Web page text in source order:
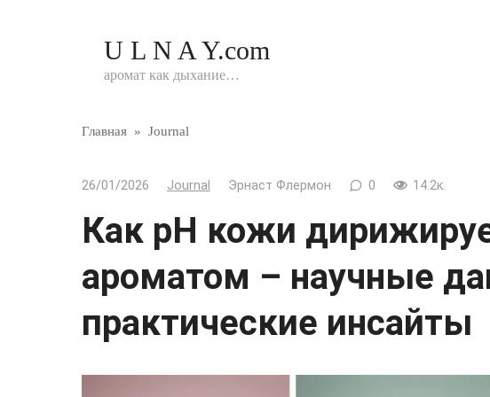
U L N A Y.com
аромат как дыхание…
Главная » Journal
26/01/2026 Journal Эрнаст Флермон 0 14.2к.
Как pH кожи
ароматом – научные
практические инсайты